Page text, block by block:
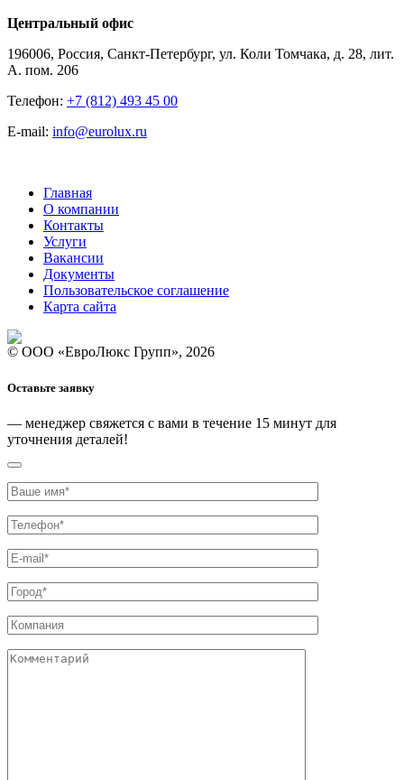
Центральный офис
196006, Россия, Санкт-Петербург, ул. Коли Томчака, д. 28, лит.
А. пом. 206
Телефон: +7 (812) 493 45 00
E-mail: info@eurolux.ru
Главная
О компании
Контакты
Услуги
Вакансии
Документы
Пользовательское соглашение
Карта сайта
© ООО «ЕвроЛюкс Групп», 2026
Оставьте заявку
— менеджер свяжется с вами в течение 15 минут для
уточнения деталей!